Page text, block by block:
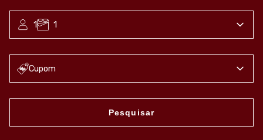
Termos & Condições
1 1
Cupom
Pesquisar